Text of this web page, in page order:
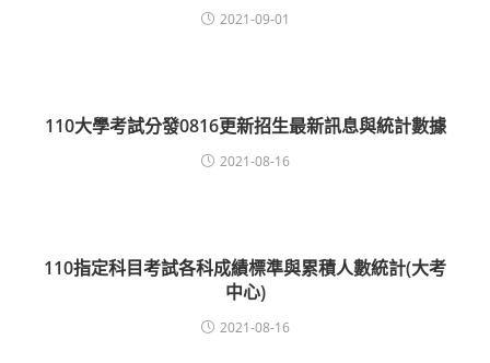
2021-09-01
110大學考試分發0816更新招生最新訊息與統計數據
2021-08-16
110指定科目考試各科成績標準與累積人數統計(大考
中心)
2021-08-16